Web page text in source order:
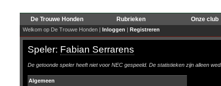
De Trouwe Honden Rubrieken Onze club
Welkom op De Trouwe Honden | Inloggen | Registreren
Speler: Fabian Serrarens
De getoonde speler heeft niet voor NEC gespeeld. De statistieken zijn alleen
Algemeen